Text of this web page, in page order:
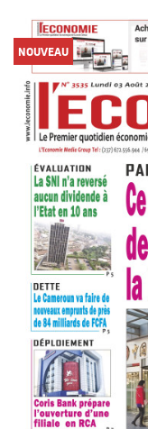
NOUVEAU